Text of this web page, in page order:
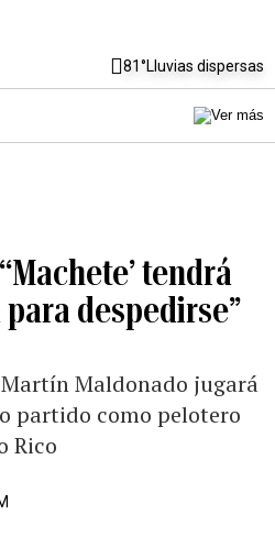
81°Lluvias dispersas
tendrá
despedirse”
Maldonado jugará
partido como pelotero
Rico